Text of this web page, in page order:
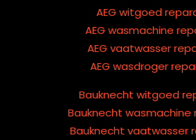
AEG witgoed
AEG wasmachine
AEG vaatwasser
AEG wasdroger
Bauknecht witgoed
Bauknecht wasmachine
Bauknecht vaatwasser